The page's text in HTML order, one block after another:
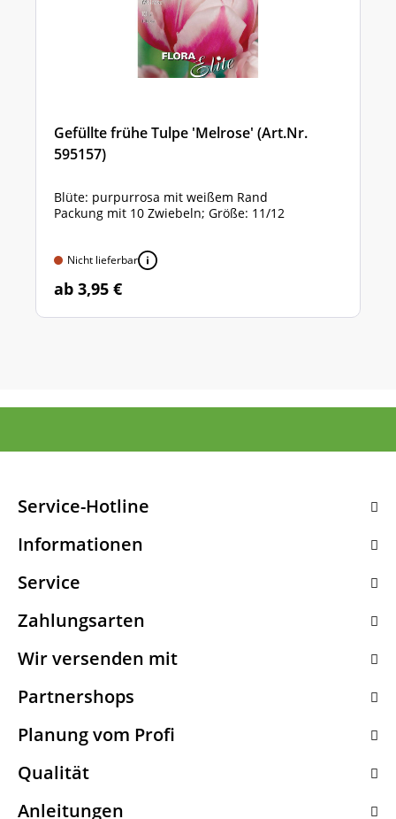
Gefüllte frühe Tulpe 'Melrose' (Art.Nr.
595157)
Blüte: purpurrosa mit weißem Rand
Packung mit 10 Zwiebeln; Größe: 11/12
Nicht lieferbar
ab 3,95 €
Service-Hotline
Informationen
Service
Zahlungsarten
Wir versenden mit
Partnershops
Planung vom Profi
Qualität
Anleitungen